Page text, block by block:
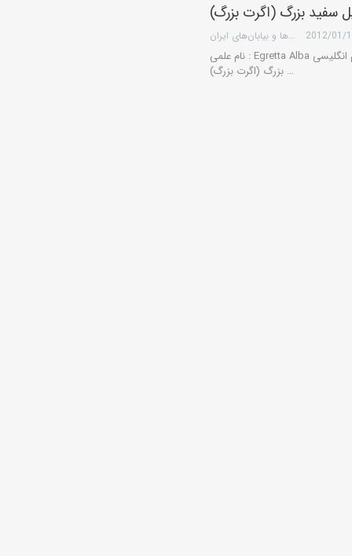
سفید بزرگ (اگرت بزرگ)
گروه کویرها و بیابان‌های ایران 2012/01/
نام علمی : Egretta Alba نام انگلیسی: Great White Heron نام فارسی: حواصیل سفید
بزرگ (اگرت بزرگ) …